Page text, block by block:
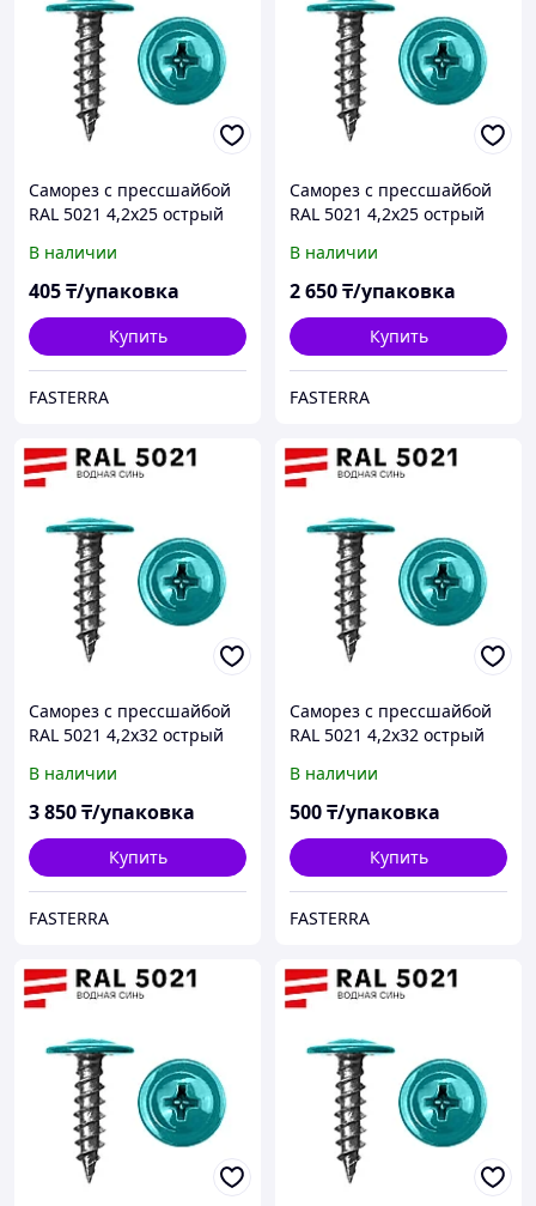
Саморез с прессшайбой
RAL 5021 4,2х25 острый
В наличии
405₸/упаковка
Купить
FASTERRA
Саморез с прессшайбой
RAL 5021 4,2х25 острый
В наличии
2 650₸/упаковка
Купить
FASTERRA
Саморез с прессшайбой
RAL 5021 4,2х32 острый
В наличии
3 850₸/упаковка
Купить
FASTERRA
Саморез с прессшайбой
RAL 5021 4,2х32 острый
В наличии
500₸/упаковка
Купить
FASTERRA